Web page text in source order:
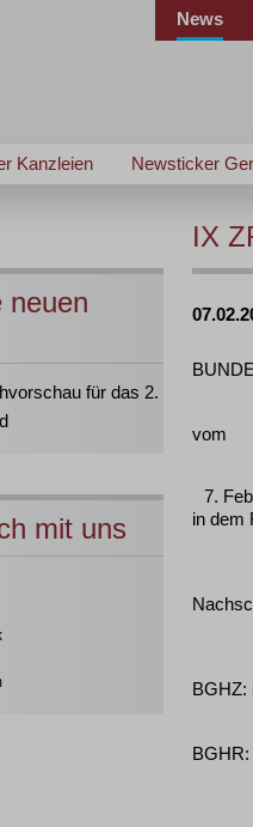
News
Kanzleien Newsticker
neuen
für das 2.
mit uns
IX
vom
7.
in dem
BGHZ:
BGHR: